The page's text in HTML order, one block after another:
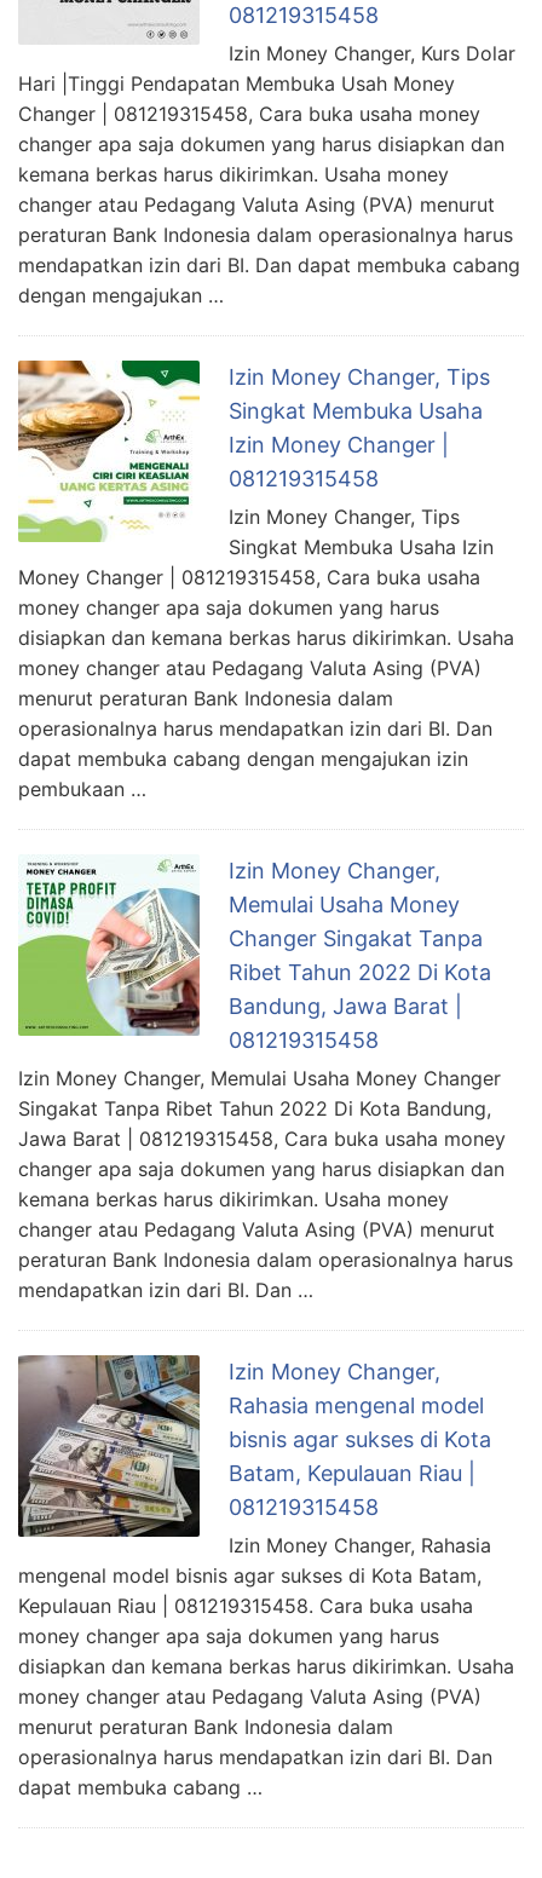
081219315458
Izin Money Changer, Kurs Dolar
Hari |Tinggi Pendapatan Membuka Usah Money
Changer | 081219315458, Cara buka usaha money
changer apa saja dokumen yang harus disiapkan dan
kemana berkas harus dikirimkan. Usaha money
changer atau Pedagang Valuta Asing (PVA) menurut
peraturan Bank Indonesia dalam operasionalnya harus
mendapatkan izin dari BI. Dan dapat membuka cabang
dengan mengajukan …
Izin Money Changer, Tips
Singkat Membuka Usaha
Izin Money Changer |
081219315458
Izin Money Changer, Tips
Singkat Membuka Usaha Izin
Money Changer | 081219315458, Cara buka usaha
money changer apa saja dokumen yang harus
disiapkan dan kemana berkas harus dikirimkan. Usaha
money changer atau Pedagang Valuta Asing (PVA)
menurut peraturan Bank Indonesia dalam
operasionalnya harus mendapatkan izin dari BI. Dan
dapat membuka cabang dengan mengajukan izin
pembukaan …
Izin Money Changer,
Memulai Usaha Money
Changer Singakat Tanpa
Ribet Tahun 2022 Di Kota
Bandung, Jawa Barat |
081219315458
Izin Money Changer, Memulai Usaha Money Changer
Singakat Tanpa Ribet Tahun 2022 Di Kota Bandung,
Jawa Barat | 081219315458, Cara buka usaha money
changer apa saja dokumen yang harus disiapkan dan
kemana berkas harus dikirimkan. Usaha money
changer atau Pedagang Valuta Asing (PVA) menurut
peraturan Bank Indonesia dalam operasionalnya harus
mendapatkan izin dari BI. Dan …
Izin Money Changer,
Rahasia mengenal model
bisnis agar sukses di Kota
Batam, Kepulauan Riau |
081219315458
Izin Money Changer, Rahasia
mengenal model bisnis agar sukses di Kota Batam,
Kepulauan Riau | 081219315458. Cara buka usaha
money changer apa saja dokumen yang harus
disiapkan dan kemana berkas harus dikirimkan. Usaha
money changer atau Pedagang Valuta Asing (PVA)
menurut peraturan Bank Indonesia dalam
operasionalnya harus mendapatkan izin dari BI. Dan
dapat membuka cabang …